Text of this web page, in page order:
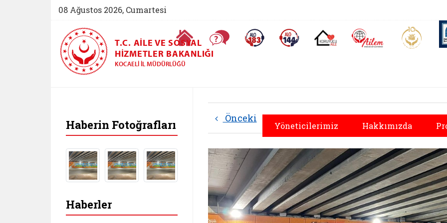
08 Ağustos 2026, Cumartesi
Ana Sayfa Sıkça Sorulan SorularAlo 183 (yeni sekmede açılır)Alo 144 (yeni sekmede açılır)Koruyucu Aile (yeni sekmede açılır)
AİLEM İletişim Aile ve
T.C. AILE VE SOSYAL
HIZMETLER BAKANLIĞI
KOCAELI İL MÜDÜRLÜĞÜ
Yöneticilerimiz Hakkımızda
Önceki
Haberin Fotoğrafları
Haberler